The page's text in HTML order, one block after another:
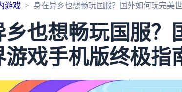
游戏 身在异乡也想畅玩国服？国外如何玩完美
乡也想畅玩国服？
游戏手机版终极指